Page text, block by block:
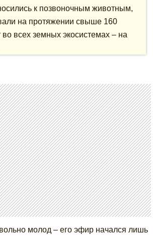
к позвоночным животным,
на протяжении свыше 160
всех земных экосистемах – на
молод – его эфир начался лишь